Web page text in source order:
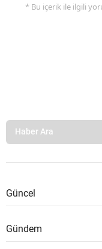
* Bu içerik ile ilgili
Güncel
Gündem